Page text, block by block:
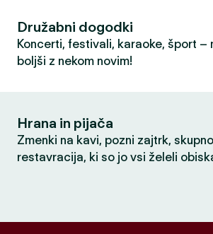
Družabni dogodki
Koncerti, festivali, karaoke, šport –
boljši z nekom novim!
Hrana in pijača
Zmenki na kavi, pozni zajtrk,
restavracija, ki so jo vsi želeli